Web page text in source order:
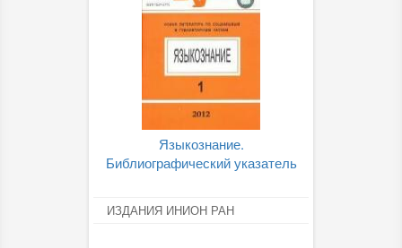
Языкознание.
Библиографический указатель
ИЗДАНИЯ ИНИОН РАН